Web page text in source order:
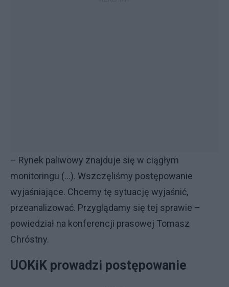
– Rynek paliwowy znajduje się w ciągłym
monitoringu (...). Wszczęliśmy postępowanie
wyjaśniające. Chcemy tę sytuację wyjaśnić,
przeanalizować. Przyglądamy się tej sprawie –
powiedział na konferencji prasowej Tomasz
Chróstny.
UOKiK prowadzi postępowanie